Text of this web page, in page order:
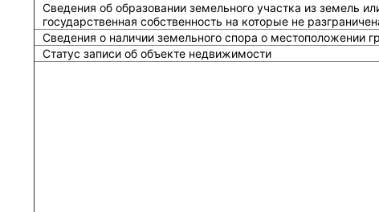
Сведения об образовании земельного участка из земель
государственная собственность на которые не
Сведения о наличии земельного спора о местоположении
Статус записи об объекте недвижимости